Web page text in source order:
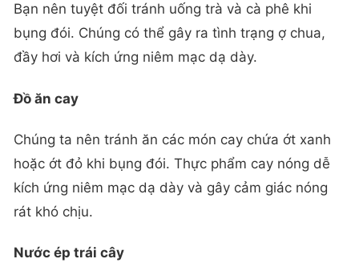
Bạn nên tuyệt đối tránh uống trà và cà phê khi
bụng đói. Chúng có thể gây ra tình trạng ợ chua,
đầy hơi và kích ứng niêm mạc dạ dày.
Đồ ăn cay
Chúng ta nên tránh ăn các món cay chứa ớt xanh
hoặc ớt đỏ khi bụng đói. Thực phẩm cay nóng dễ
kích ứng niêm mạc dạ dày và gây cảm giác nóng
rát khó chịu.
Nước ép trái cây